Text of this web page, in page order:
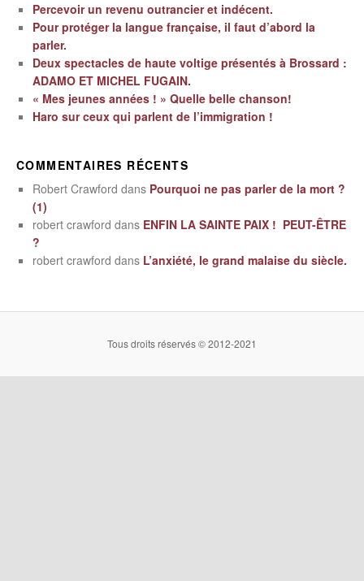
Percevoir un revenu outrancier et indécent.
Pour protéger la langue française, il faut d’abord la
parler.
Deux spectacles de haute voltige présentés à Brossard :
ADAMO ET MICHEL FUGAIN.
« Mes jeunes années ! » Quelle belle chanson!
Haro sur ceux qui parlent de l’immigration !
COMMENTAIRES RÉCENTS
Robert Crawford dans Pourquoi ne pas parler de la mort ?
(1)
robert crawford dans ENFIN LA SAINTE PAIX ! PEUT-ÊTRE
?
robert crawford dans L’anxiété, le grand malaise du siècle.
Tous droits réservés © 2012-2021